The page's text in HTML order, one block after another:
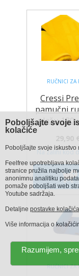
RUČNICI ZA
Cressi
pamučni
plažu
Na zalihi kod
RUČNICI ZA
Poboljšajte svoje
kolačiće
Poboljšajte svoje
Feelfree upotrebljava
stranice pružila najbolje
anonimnu analitiku
pomaže poboljšati web
Youtube sadržaja.
Detaljne postavke kolačića
Više informacija o
Razumijem,